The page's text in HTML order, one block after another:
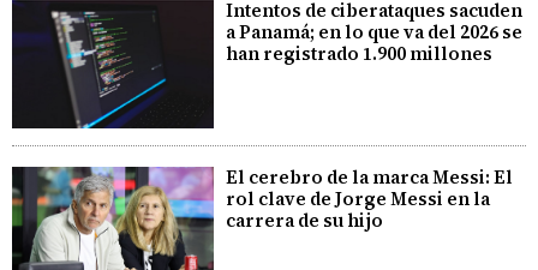
Intentos de ciberataques sacuden
a Panamá; en lo que va del 2026 se
han registrado 1.900 millones
El cerebro de la marca Messi: El
rol clave de Jorge Messi en la
carrera de su hijo